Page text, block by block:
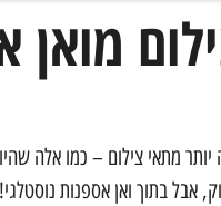
מואן
מתאי צילום – כמו אלה
אבל בתוך ואן אספנות נוסטלגי!